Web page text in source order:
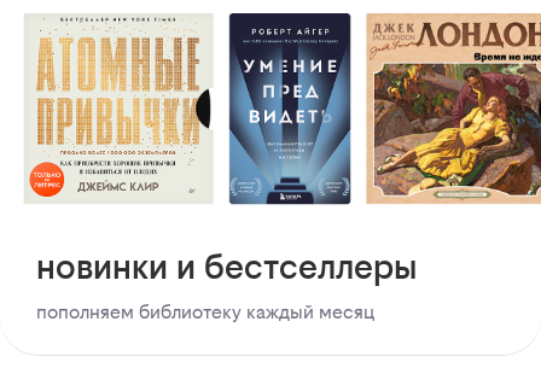
новинки и бестселлеры
пополняем библиотеку каждый месяц